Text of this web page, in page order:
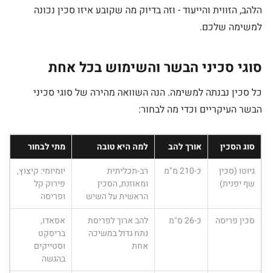
הלהב, הזווית והייעוד - וזה בדיוק מה שקובע איזו סכין נכונה
למשימה שלכם.
סוגי סכיני הבשר והשימוש בכל אחת
כל סכין נבנתה למשימה. הנה השוואה מהירה של סוגי סכיני
הבשר העיקריים וכדי מה לבחור:
סוג הסכין אורך להב למה היא טובה
מתי לבחור
גיוטו (סכין
שף יפנית)
כ-210 מ"מ
רב-תכליתית
ומאוזנת, הסכין
הראשית על השיש
יומיומי: קיצוץ,
פירוק קל
ופריסה
סכין פריסה
כ-26 ס"מ
להב ארוך לפריסת
נתח גדול במשיכה
אחת
אסאדו,
בריסקט
וסטייקים
בהגשה